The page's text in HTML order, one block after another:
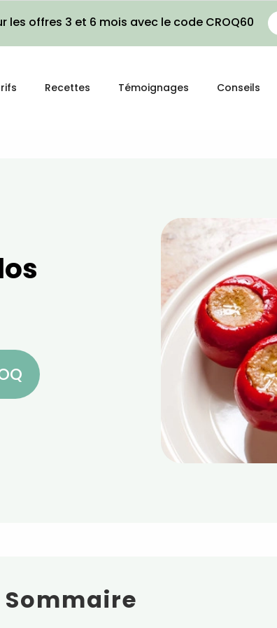
les offres 3 et 6 mois avec le code CROQ60
Recettes Témoignages Conseils
Sommaire